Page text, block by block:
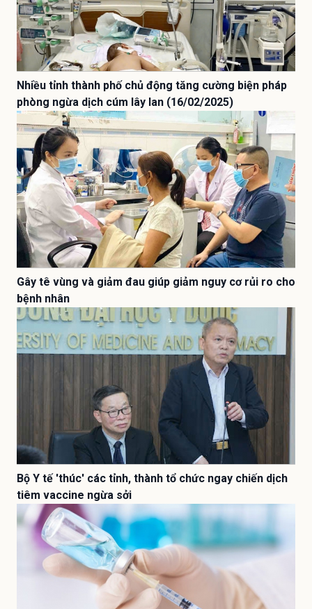
Nhiều tỉnh thành phố chủ động tăng cường biện pháp
phòng ngừa dịch cúm lây lan (16/02/2025)
Gây tê vùng và giảm đau giúp giảm nguy cơ rủi ro cho
bệnh nhân
Bộ Y tế 'thúc' các tỉnh, thành tổ chức ngay chiến dịch
tiêm vaccine ngừa sởi